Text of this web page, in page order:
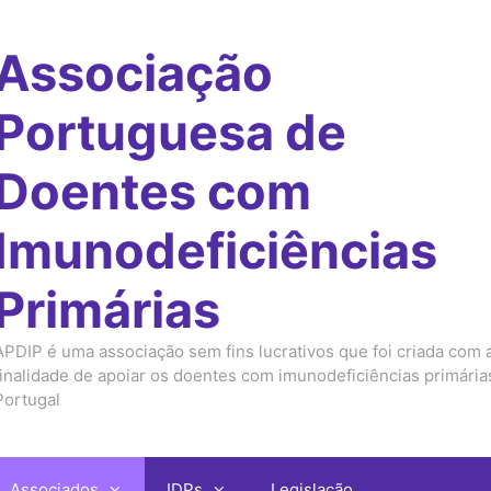
de
com
é uma associação sem fins lucrativos que foi criada com
de apoiar os doentes com imunodeficiências